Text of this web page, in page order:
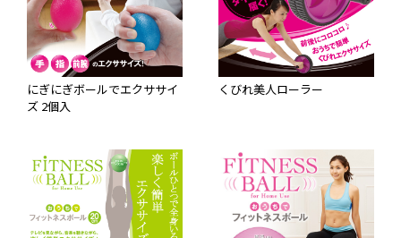
にぎにぎボールでエクササイ
ズ 2個入
くびれ美人ローラー